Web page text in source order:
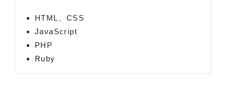
HTML、CSS
JavaScript
PHP
Ruby